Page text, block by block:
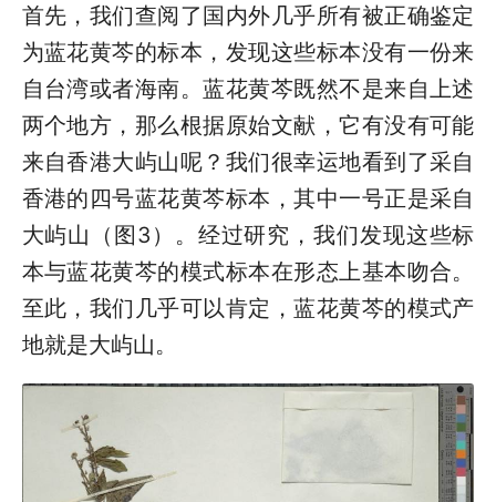
首先，我们查阅了国内外几乎所有被正确鉴定
为蓝花黄芩的标本，发现这些标本没有一份来
自台湾或者海南。蓝花黄芩既然不是来自上述
两个地方，那么根据原始文献，它有没有可能
来自香港大屿山呢？我们很幸运地看到了采自
香港的四号蓝花黄芩标本，其中一号正是采自
大屿山（图3）。经过研究，我们发现这些标
本与蓝花黄芩的模式标本在形态上基本吻合。
至此，我们几乎可以肯定，蓝花黄芩的模式产
地就是大屿山。